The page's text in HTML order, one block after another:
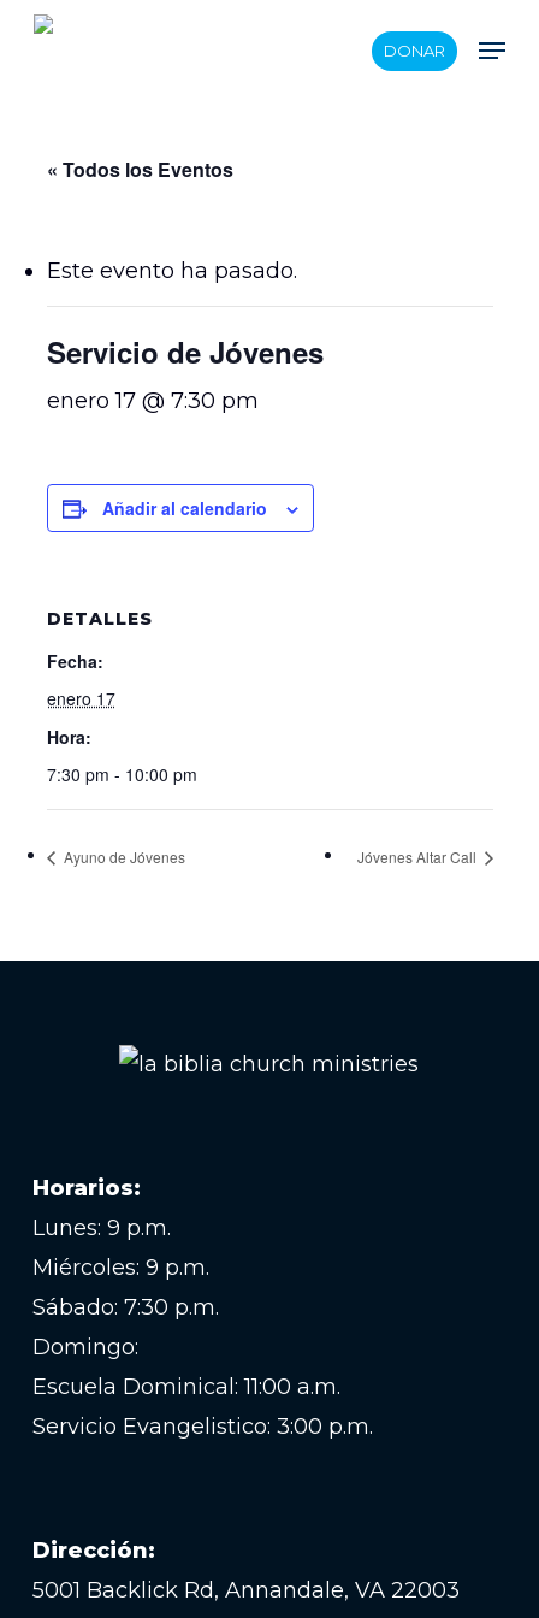
Skip
DONAR Menu
« Todos los Eventos
Este evento ha pasado.
Servicio de Jóvenes
enero 17 @ 7:30 pm
Añadir al calendario
DETALLES
Fecha:
enero 17
Hora:
7:30 pm - 10:00 pm
Ayuno de Jóvenes Jóvenes Altar Call
Horarios:
Lunes: 9 p.m.
Miércoles: 9 p.m.
Sábado: 7:30 p.m.
Domingo:
Escuela Dominical: 11:00 a.m.
Servicio Evangelistico: 3:00 p.m.
Dirección:
5001 Backlick Rd, Annandale, VA 22003